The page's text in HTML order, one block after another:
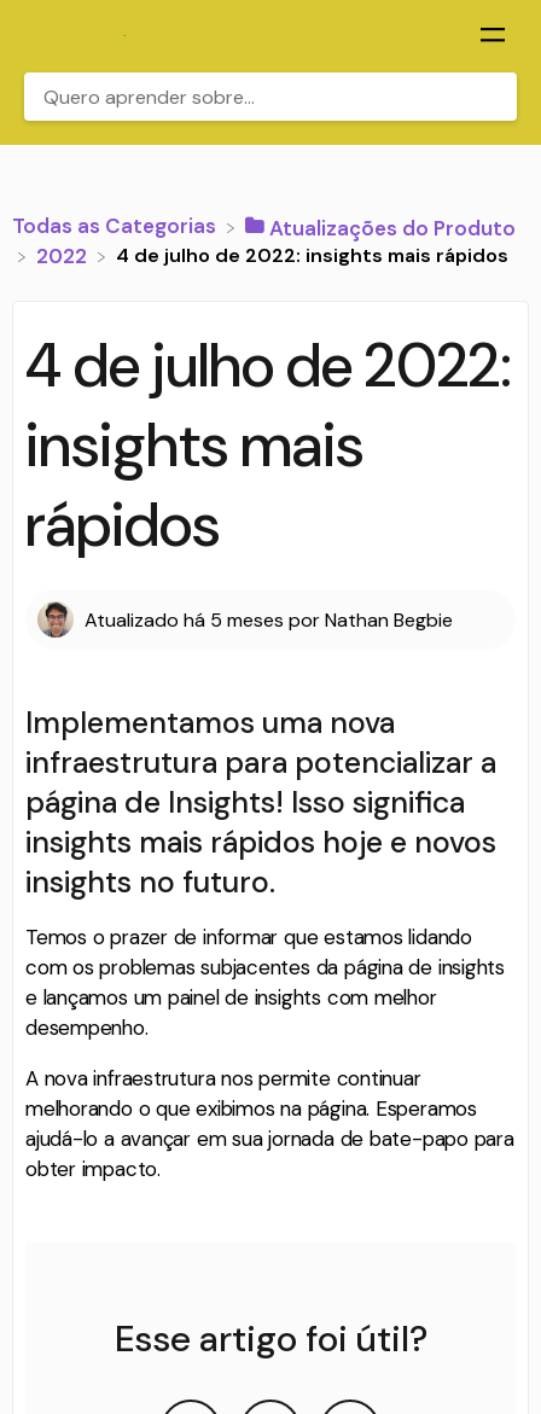
Todas as Categorias
​Atualizações do Produto
​2022
4 de julho de 2022: insights mais rápidos
4 de julho de 2022:
insights mais
rápidos
Atualizado há 5 meses porNathan Begbie
Implementamos uma nova
infraestrutura para potencializar a
página de Insights! Isso significa
insights mais rápidos hoje e novos
insights no futuro.
Temos o prazer de informar que estamos lidando
com os problemas subjacentes da página de insights
e lançamos um painel de insights com melhor
desempenho.
A nova infraestrutura nos permite continuar
melhorando o que exibimos na página. Esperamos
ajudá-lo a avançar em sua jornada de bate-papo para
obter impacto.
Esse artigo foi útil?
.